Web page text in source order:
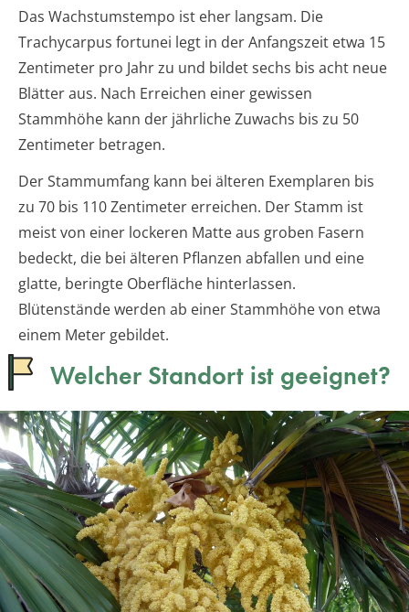
Das Wachstumstempo ist eher langsam. Die
Trachycarpus fortunei legt in der Anfangszeit etwa 15
Zentimeter pro Jahr zu und bildet sechs bis acht neue
Blätter aus. Nach Erreichen einer gewissen
Stammhöhe kann der jährliche Zuwachs bis zu 50
Zentimeter betragen.
Der Stammumfang kann bei älteren Exemplaren bis
zu 70 bis 110 Zentimeter erreichen. Der Stamm ist
meist von einer lockeren Matte aus groben Fasern
bedeckt, die bei älteren Pflanzen abfallen und eine
glatte, beringte Oberfläche hinterlassen.
Blütenstände werden ab einer Stammhöhe von etwa
einem Meter gebildet.
Welcher Standort ist geeignet?